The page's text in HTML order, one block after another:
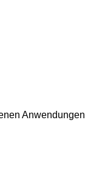
Anwendungen